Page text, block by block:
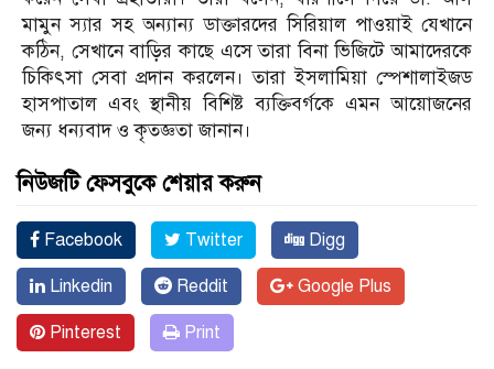
মামুন স্যার সহ অন্যান্য ডাক্তারদের সিরিয়াল পাওয়াই যেখানে
কঠিন, সেখানে বাড়ির কাছে এসে তারা বিনা ভিজিটে আমাদেরকে
চিকিৎসা সেবা প্রদান করলেন। তারা ইসলামিয়া স্পেশালাইজড
হাসপাতাল এবং স্থানীয় বিশিষ্ট ব্যক্তিবর্গকে এমন আয়োজনের
জন্য ধন্যবাদ ও কৃতজ্ঞতা জানান।
নিউজটি ফেসবুকে শেয়ার করুন
Facebook Twitter Digg
Linkedin Reddit Google Plus
Pinterest Print